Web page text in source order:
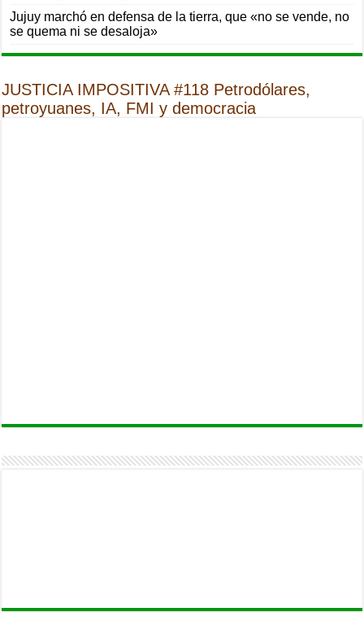
Jujuy marchó en defensa de la tierra, que «no se vende, no
se quema ni se desaloja»
JUSTICIA IMPOSITIVA #118 Petrodólares,
petroyuanes, IA, FMI y democracia